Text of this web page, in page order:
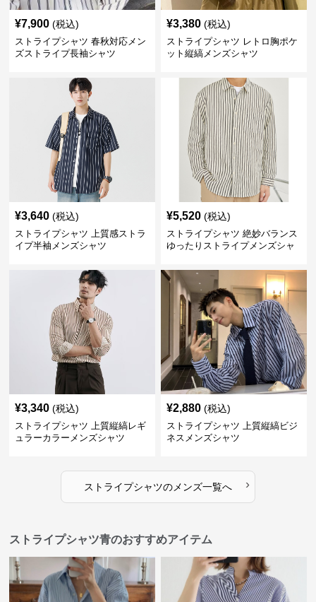
¥7,900 (税込)
ストライプシャツ 春秋対応メン
ズストライプ長袖シャツ
¥3,380 (税込)
ストライプシャツ レトロ胸ポケ
ット縦縞メンズシャツ
¥3,640 (税込)
ストライプシャツ 上質感ストラ
イプ半袖メンズシャツ
¥5,520 (税込)
ストライプシャツ 絶妙バランス
ゆったりストライプメンズシャ
¥3,340 (税込)
ストライプシャツ 上質縦縞レギ
ュラーカラーメンズシャツ
¥2,880 (税込)
ストライプシャツ 上質縦縞ビジ
ネスメンズシャツ
ストライプシャツのメンズ一覧へ ›
ストライプシャツ青のおすすめアイテム